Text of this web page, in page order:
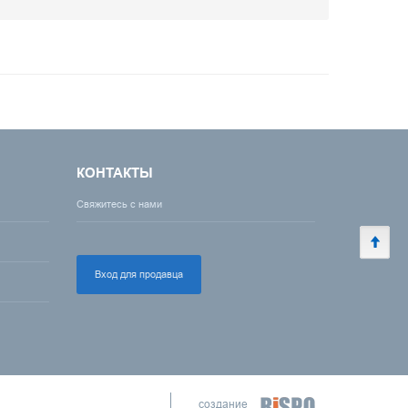
КОНТАКТЫ
Свяжитесь с нами
Вход для продавца
создание